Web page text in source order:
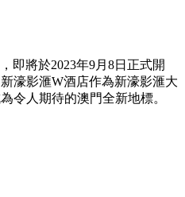
即將於2023年9月8日正式開
濠影滙W酒店作為新濠影滙大
令人期待的澳門全新地標。